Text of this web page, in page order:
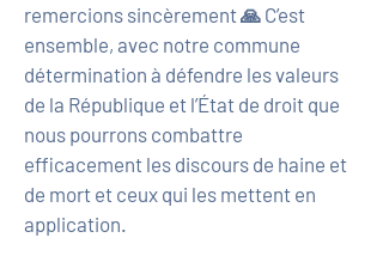
remercions sincèrement 🙏 C’est
ensemble, avec notre commune
détermination à défendre les valeurs
de la République et l’État de droit que
nous pourrons combattre
efficacement les discours de haine et
de mort et ceux qui les mettent en
application.